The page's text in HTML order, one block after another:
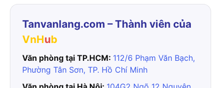
Tanvanlang.com – Thành viên của
VnHub
Văn phòng tại TP.HCM: 112/6 Phạm Văn Bạch,
Phường Tân Sơn, TP. Hồ Chí Minh